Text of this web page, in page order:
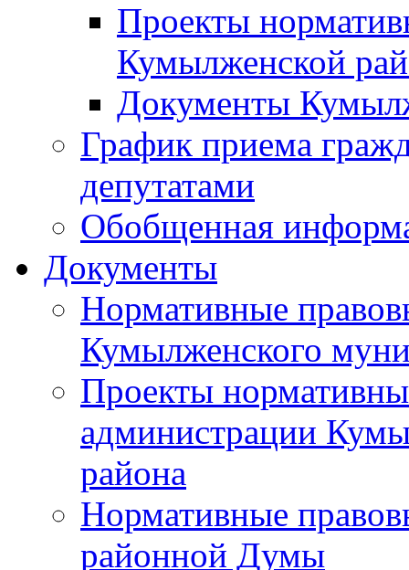
Проекты
Кумылженской
Документы
График приема
депутатами
Обобщенная
Документы
Нормативные
Кумылженского
Проекты
администрации
района
Нормативные
районной Думы